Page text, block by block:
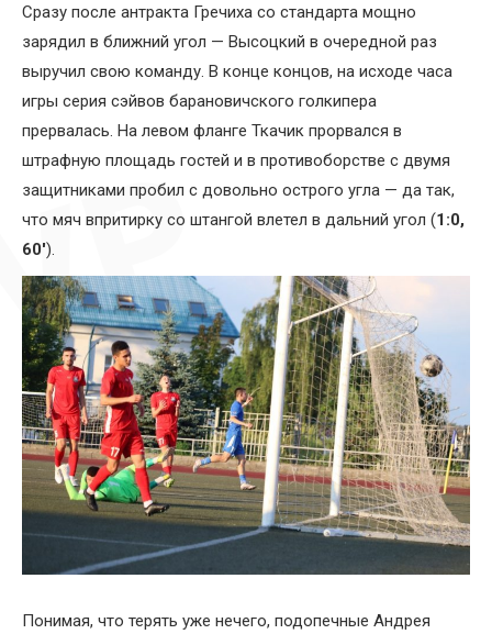
Сразу после антракта Гречиха со стандарта мощно
зарядил в ближний угол — Высоцкий в очередной раз
выручил свою команду. В конце концов, на исходе часа
игры серия сэйвов барановичского голкипера
прервалась. На левом фланге Ткачик прорвался в
штрафную площадь гостей и в противоборстве с двумя
защитниками пробил с довольно острого угла — да так,
что мяч впритирку со штангой влетел в дальний угол (1:0,
60′).
Понимая, что терять уже нечего, подопечные Андрея